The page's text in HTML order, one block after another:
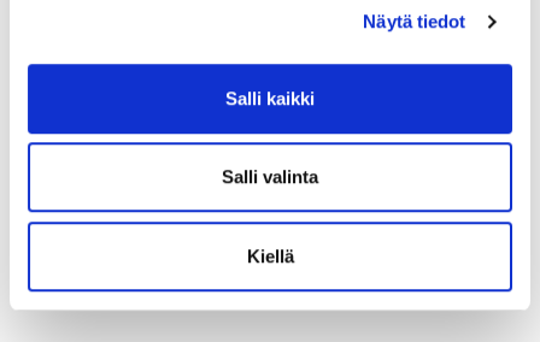
Näytä tiedot
Salli kaikki
Salli valinta
Kiellä
henkilötietojeni käsittelyn
TILAA SÄHKÖPOSTIISI